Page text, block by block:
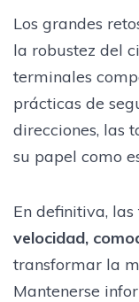
Los grandes
la robustez del
terminales
prácticas de
direcciones, las
su papel como
En definitiva,
velocidad,
transformar la
Mantenerse